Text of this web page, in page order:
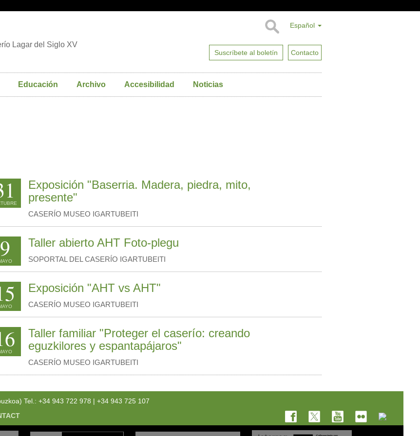
Español
Suscríbete al boletín Contacto
Lagar del Siglo XV
Educación Archivo Accesibilidad Noticias
Exposición "Baserria. Madera, piedra, mito,
presente"
CASERÍO MUSEO IGARTUBEITI
9 Taller abierto AHT Foto-plegu
SOPORTAL DEL CASERÍO IGARTUBEITI
Exposición "AHT vs AHT"
CASERÍO MUSEO IGARTUBEITI
Taller familiar "Proteger el caserío: creando
eguzkilores y espantapájaros"
CASERÍO MUSEO IGARTUBEITI
Tel.: +34 943 722 978 | +34 943 725 107